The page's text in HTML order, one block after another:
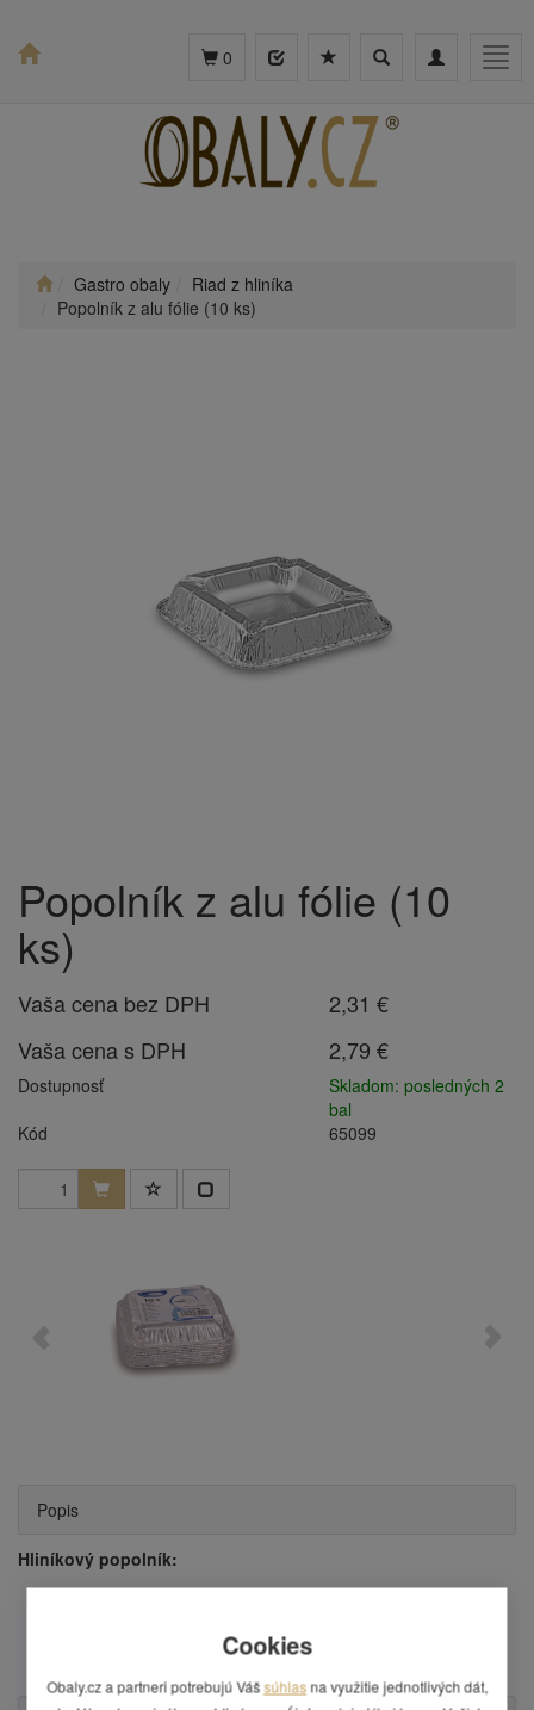
Toggle
Toggle
0
Gastro obaly
Riad z hliníka
Popolník z alu fólie (10 ks)
Popolník z alu fólie (10
ks)
Vaša cena bez DPH
2,31 €
Vaša cena s DPH
2,79 €
Dostupnosť
Skladom: posledných 2
bal
Kód
65099
Popis
Hliníkový popolník:
rozmery: 12,6 x 12,6 x 2,2 cm,
balenie obsahuje 10 ks,Cookies
Obaly.cz a partneri potrebujú Vášsúhlas na využitie jednotlivých dát,